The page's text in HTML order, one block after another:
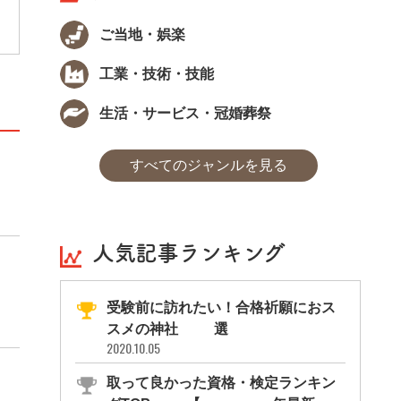
挙げられます。減圧症や窒素酔いといった高
気圧障害などのリスクを伴う作業ですが、特
殊な技能を活かせるやりがいのある仕事でし
ょう。
ご当地・娯楽
工業・技術・技能
生活・サービス・冠婚葬祭
すべてのジャンルを見る
人気記事ランキング
受験前に訪れたい！合格祈願におス
スメの神社11選
2020.10.05
取って良かった資格・検定ランキン